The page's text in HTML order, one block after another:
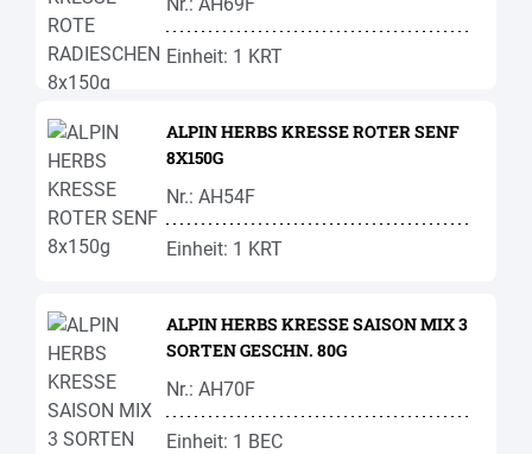
Einheit: 1 KRT
ALPIN HERBS KRESSE ROTER SENF
8X150G
Nr.: AH54F
Einheit: 1 KRT
ALPIN HERBS KRESSE SAISON MIX 3
SORTEN GESCHN. 80G
Nr.: AH70F
Einheit: 1 BEC